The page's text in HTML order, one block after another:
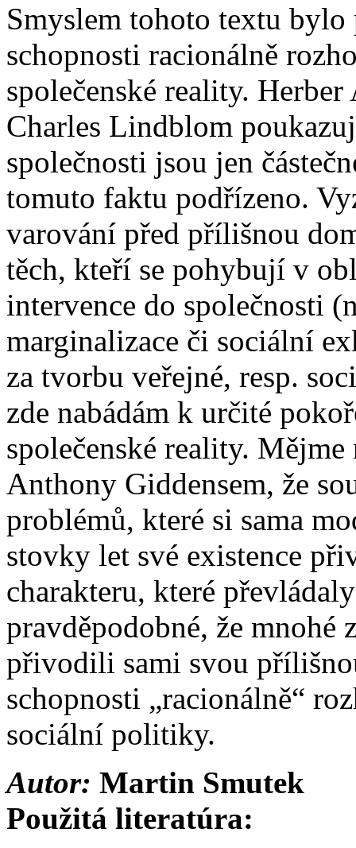
Smyslem tohoto textu
schopnosti racionálně
společenské reality.
Charles Lindblom
společnosti jsou jen
tomuto faktu podřízeno.
varování před přílišnou
těch, kteří se pohybují v
intervence do společnosti
marginalizace či sociální
za tvorbu veřejné, resp.
zde nabádám k určité
společenské reality.
Anthony Giddensem, že
problémů, které si sama
stovky let své existence
charakteru, které
pravděpodobné, že mnohé
přivodili sami svou
schopnosti „racionálně“
sociální politiky.
Autor: Martin Smutek
Použitá literatúra: